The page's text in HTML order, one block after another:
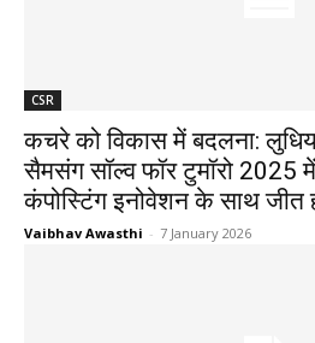
CSR
कचरे को विकास में बदलना:
सैमसंग सॉल्व फॉर टुमॉरो 2025
कंपोस्टिंग इनोवेशन के साथ जीत
Vaibhav Awasthi - 7 January 2026